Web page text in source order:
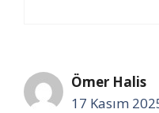
Ömer Halis
17 Kasım